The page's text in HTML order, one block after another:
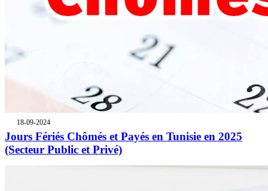
18-09-2024
Jours Fériés Chômés et Payés en Tunisie en 2025
(Secteur Public et Privé)